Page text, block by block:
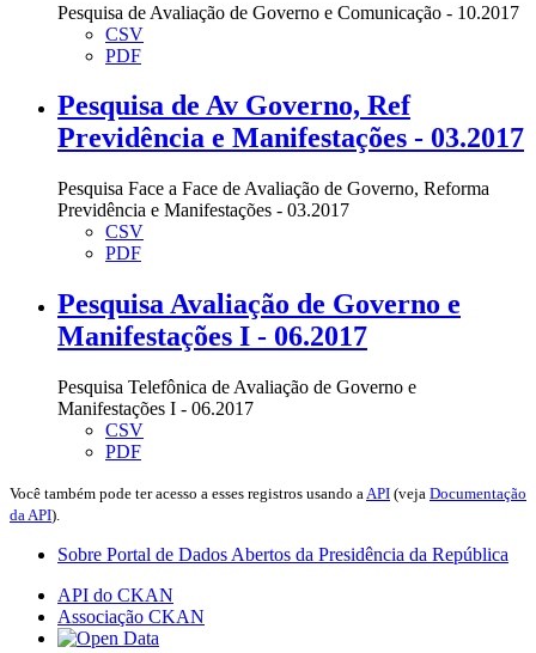
Pesquisa de Avaliação de Governo e Comunicação - 10.2017
CSV
PDF
Pesquisa de Av Governo, Ref
Previdência e Manifestações - 03.2017
Pesquisa Face a Face de Avaliação de Governo, Reforma
Previdência e Manifestações - 03.2017
CSV
PDF
Pesquisa Avaliação de Governo e
Manifestações I - 06.2017
Pesquisa Telefônica de Avaliação de Governo e
Manifestações I - 06.2017
CSV
PDF
Você também pode ter acesso a esses registros usando aAPI (veja Documentação
da API).
Sobre Portal de Dados Abertos da Presidência da República
API do CKAN
Associação CKAN